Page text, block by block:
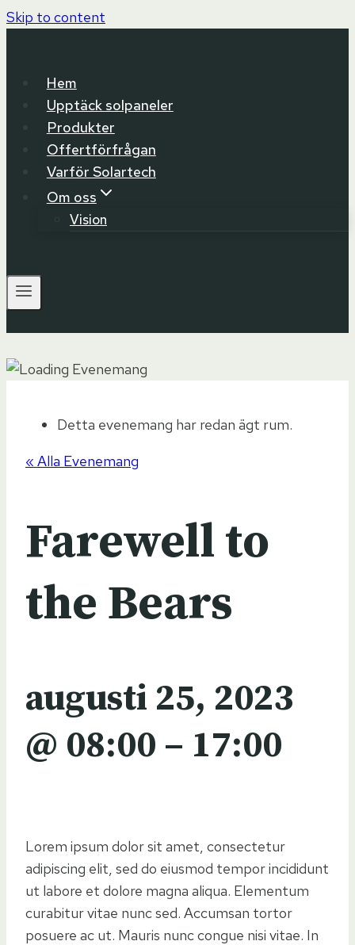
Skip to content
Hem
Upptäck solpaneler
Produkter
Offertförfrågan
Varför Solartech
Om oss
Vision
Detta evenemang har redan ägt rum.
« Alla Evenemang
Farewell to
the Bears
augusti 25, 2023
@ 08:00 – 17:00
Lorem ipsum dolor sit amet, consectetur
adipiscing elit, sed do eiusmod tempor incididunt
ut labore et dolore magna aliqua. Elementum
curabitur vitae nunc sed. Accumsan tortor
posuere ac ut. Mauris nunc congue nisi vitae. In